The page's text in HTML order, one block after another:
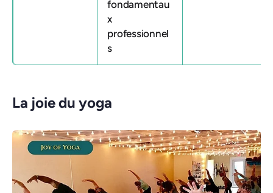
fondamentau
x
professionnel
s
La joie du yoga